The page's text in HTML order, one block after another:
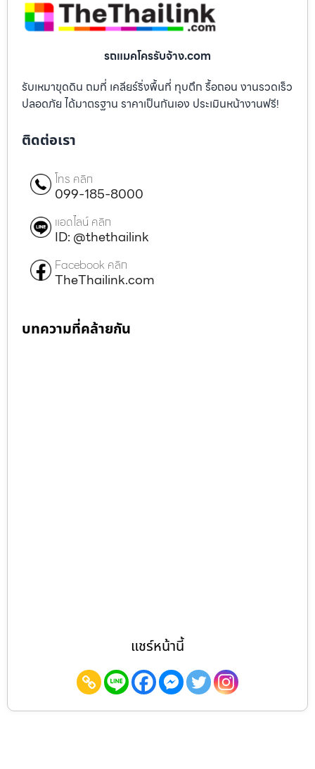
รถแมคโครรับจ้าง.com
รับเหมาขุดดิน ถมที่ เคลียร์ริ่งพื้นที่ ทุบตึก รื้อถอน งานรวดเร็ว
ปลอดภัย ได้มาตรฐาน ราคาเป็นกันเอง ประเมินหน้างานฟรี!
ติดต่อเรา
โทร คลิก
099-185-8000
แอดไลน์ คลิก
ID: @thethailink
Facebook คลิก
TheThailink.com
บทความที่คล้ายกัน
แชร์หน้านี้